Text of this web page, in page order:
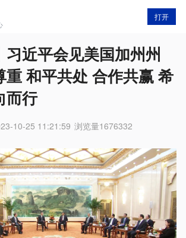
打开
习近平会见美国加州州
重 和平共处 合作共赢 希
而行
10-25 11:21:59 浏览量1676332